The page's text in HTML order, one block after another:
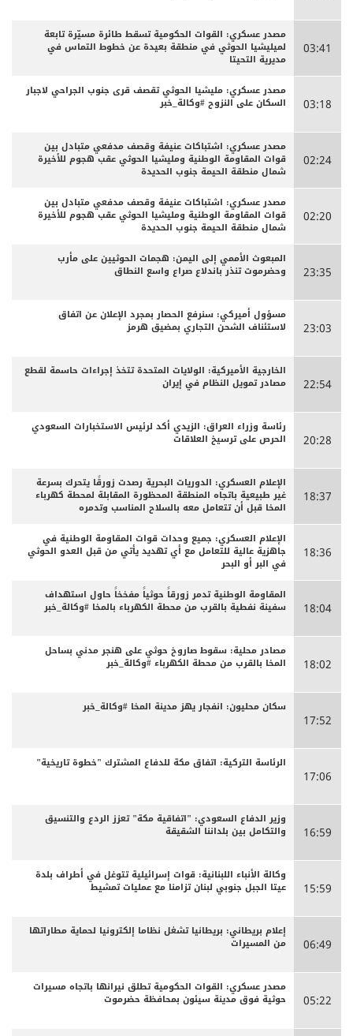
03:41
مصدر عسكري: القوات الحكومية تسقط طائرة مسيّرة تابعة
لميليشيا الحوثي في منطقة بعيدة عن خطوط التماس في
مديرية التحيتا
03:18
مصدر عسكري: مليشيا الحوثي تقصف قرى جنوب الجراحي لاجبار
السكان على النزوح #وكالة_خبر
02:24
مصدر عسكري: اشتباكات عنيفة وقصف مدفعي متبادل بين
قوات المقاومة الوطنية ومليشيا الحوثي عقب هجوم للأخيرة
شمال منطقة الحيمة جنوب الحديدة
02:20
مصدر عسكري: اشتباكات عنيفة وقصف مدفعي متبادل بين
قوات المقاومة الوطنية ومليشيا الحوثي عقب هجوم للأخيرة
شمال منطقة الحيمة جنوب الحديدة
23:35
المبعوث الأممي إلى اليمن: هجمات الحوثيين على مأرب
وحضرموت تنذر باندلاع صراع واسع النطاق
23:03
مسؤول أميركي: سنرفع الحصار بمجرد الإعلان عن اتفاق
لاستئناف الشحن التجاري بمضيق هرمز
22:54
الخارجية الأميركية: الولايات المتحدة تتخذ إجراءات حاسمة لقطع
مصادر تمويل النظام في إيران
20:28
رئاسة وزراء العراق: الزيدي أكد لرئيس الاستخبارات السعودي
الحرص على ترسيخ العلاقات
18:37
الإعلام العسكري: الدوريات البحرية رصدت زورقًا يتحرك بسرعة
غير طبيعية باتجاه المنطقة المحظورة المقابلة لمحطة كهرباء
المخا قبل أن تتعامل معه بالسلاح المناسب وتدمره
18:36
الإعلام العسكري: جميع وحدات قوات المقاومة الوطنية في
جاهزية عالية للتعامل مع أي تهديد يأتي من قبل العدو الحوثي
في البر أو البحر
18:04
المقاومة الوطنية تدمر زورقاً حوثياً مفخخاً حاول استهداف
سفينة نفطية بالقرب من محطة الكهرباء بالمخا #وكالة_خبر
18:02
مصادر محلية: سقوط صاروخ حوثي على هنجر مدني بساحل
المخا بالقرب من محطة الكهرباء #وكالة_خبر
17:52
سكان محليون: انفجار يهز مدينة المخا #وكالة_خبر
17:06
الرئاسة التركية: اتفاق مكة للدفاع المشترك "خطوة تاريخية"
16:59
وزير الدفاع السعودي: "اتفاقية مكة" تعزز الردع والتنسيق
والتكامل بين بلداننا الشقيقة
15:59
وكالة الأنباء اللبنانية: قوات إسرائيلية تتوغل في أطراف بلدة
عيتا الجبل جنوبي لبنان تزامنا مع عمليات تمشيط
06:49
إعلام بريطاني: بريطانيا تشغل نظاما إلكترونيا لحماية مطاراتها
من المسيرات
05:22
مصدر عسكري: القوات الحكومية تطلق نيرانها باتجاه مسيرات
حوثية فوق مدينة سيئون بمحافظة حضرموت